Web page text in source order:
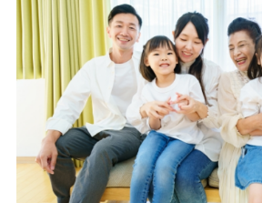
マイホーム購入のタイミング
家族のライフプランを見据えた購入時
大きな家や部屋へのステップアップの
まとめ